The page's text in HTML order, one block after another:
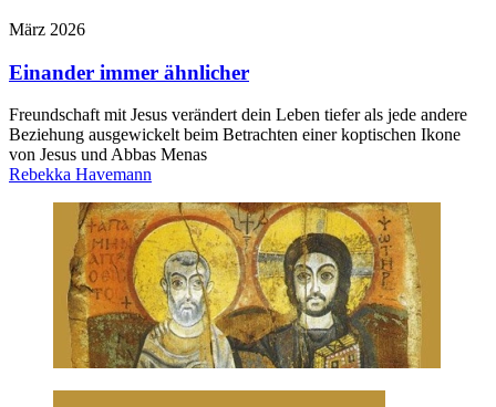
März 2026
Einander immer ­ähnlicher
Freundschaft mit Jesus verändert dein Leben tiefer als jede andere
Beziehung ausgewickelt beim Betrachten einer koptischen Ikone
von Jesus und Abbas Menas
Rebekka Havemann